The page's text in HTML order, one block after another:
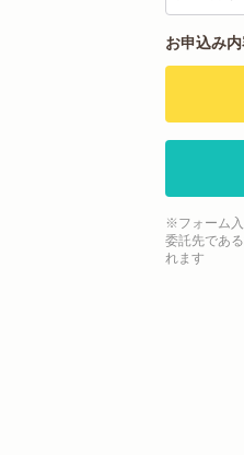
お申込み
※フォーム入
委託先であ
れます